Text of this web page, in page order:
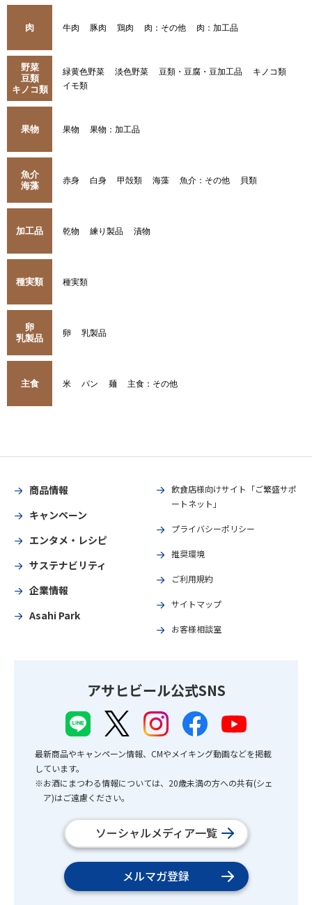
肉 牛肉 豚肉 鶏肉 肉：その他 肉：加工品
野菜
豆類
キノコ類
緑黄色野菜 淡色野菜 豆類・豆腐・豆加工品
キノコ類
イモ類
果物 果物 果物：加工品
魚介
海藻
赤身 白身 甲殻類 海藻 魚介：その他 貝類
加工品 乾物 練り製品 漬物
種実類 種実類
卵
乳製品
卵 乳製品
主食 米 パン 麺 主食：その他
商品情報
キャンペーン
エンタメ・レシピ
サステナビリティ
企業情報
Asahi Park
飲食店様向けサイト「ご繁盛サポ
ートネット」
プライバシーポリシー
推奨環境
ご利用規約
サイトマップ
お客様相談室
アサヒビール公式SNS
最新商品やキャンペーン情報、CMやメイキング動画などを掲載
しています。
※お酒にまつわる情報については、20歳未満の方への共有(シェ
ア)はご遠慮ください。
ソーシャルメディア一覧
メルマガ登録